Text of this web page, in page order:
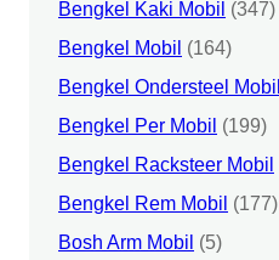
Bengkel Kaki Mobil (347)
Bengkel Mobil (164)
Bengkel Ondersteel Mobil
Bengkel Per Mobil (199)
Bengkel Racksteer Mobil
Bengkel Rem Mobil (177)
Bosh Arm Mobil (5)